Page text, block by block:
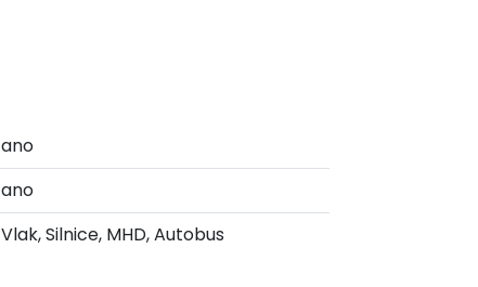
ano
ano
Vlak, Silnice, MHD, Autobus